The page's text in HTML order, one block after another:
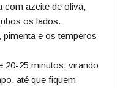
com azeite de oliva,
os lados.
e os temperos
20-25 minutos, virando
até que fiquem